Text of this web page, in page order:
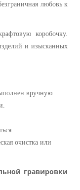
любовь к
коробочку.
и изысканных
вручную
очистка или
гравировки